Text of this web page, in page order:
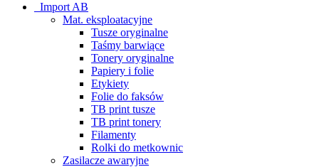
_Import AB
Mat. eksploatacyjne
Tusze oryginalne
Taśmy barwiące
Tonery oryginalne
Papiery i folie
Etykiety
Folie do faksów
TB print tusze
TB print tonery
Filamenty
Rolki do metkownic
Zasilacze awaryjne